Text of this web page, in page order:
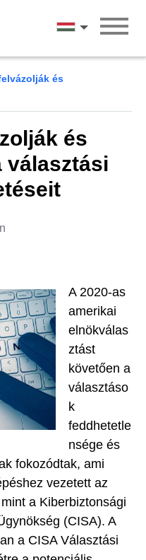
Magyar
és
és
választási
A 2020-as
amerikai
elnökválas
ztást
követően a
választáso
k
feddhetetle
nsége és
fokozódtak, ami
vezetett az
a Kiberbiztonsági
(CISA). A
a CISA Választási